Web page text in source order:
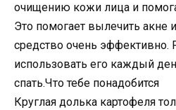
очищению кожи лица и
Это помогает вылечить акне
средство очень эффективно.
использовать его каждый
спать.Что тебе понадобится
Круглая долька картофеля